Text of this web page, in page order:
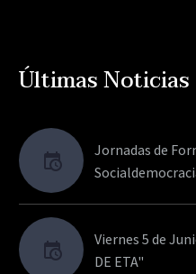
Últimas Noticias
Jornadas de
Viernes 5 de
DE ETA"